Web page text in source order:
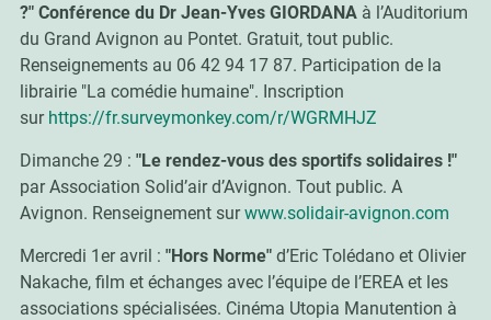
?" Conférence du Dr Jean-Yves GIORDANAà l’Auditorium
du Grand Avignon au Pontet. Gratuit, tout public.
Renseignements au 06 42 94 17 87. Participation de la
librairie "La comédie humaine". Inscription
sur https://fr.surveymonkey.com/r/WGRMHJZ
Dimanche 29 : "Le rendez-vous des sportifs solidaires !"
par Association Solid’air d’Avignon. Tout public. A
Avignon. Renseignement surwww.solidair-avignon.com
Mercredi 1er avril : "Hors Norme"d’Eric Tolédano et Olivier
Nakache, film et échanges avec l’équipe de l’EREA et les
associations spécialisées. Cinéma Utopia Manutention à